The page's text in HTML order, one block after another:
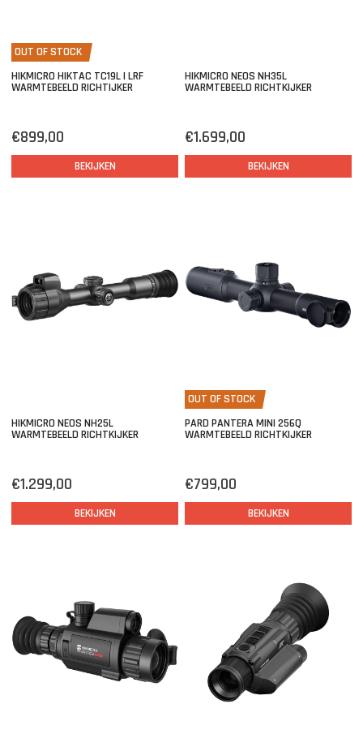
OUT OF STOCK
HIKMICRO HIKTAC TC19L | LRF
WARMTEBEELD RICHTIJKER
€899,00
BEKIJKEN
HIKMICRO NEOS NH35L
WARMTEBEELD RICHTKIJKER
€1.699,00
BEKIJKEN
HIKMICRO NEOS NH25L
WARMTEBEELD RICHTKIJKER
€1.299,00
BEKIJKEN
OUT OF STOCK
PARD PANTERA MINI 256Q
WARMTEBEELD RICHTKIJKER
€799,00
BEKIJKEN